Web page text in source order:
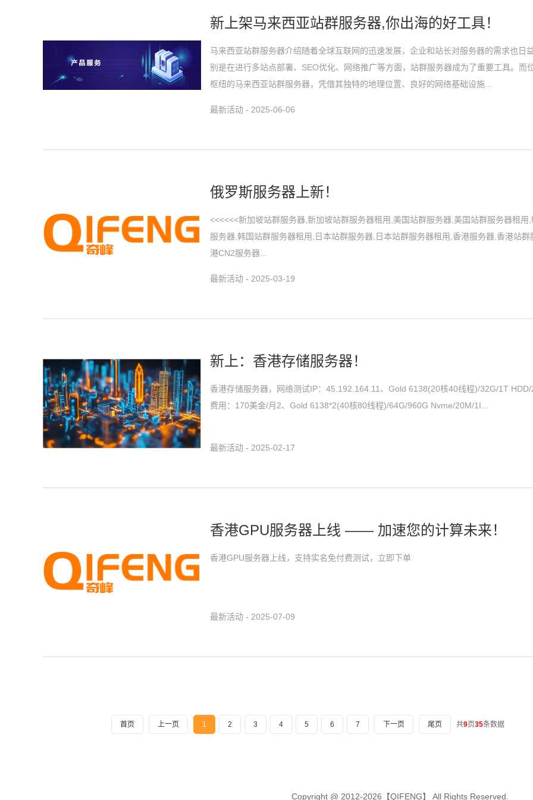
新上架马来西亚站群服务器,你出海的好工具！
马来西亚站群服务器介绍随着全球互联网的迅速发展，企业和站长对服务器的需求也日
别是在进行多站点部署、SEO优化、网络推广等方面，站群服务器成为了重要工具。而
枢纽的马来西亚站群服务器，凭借其独特的地理位置、良好的网络基础设施...
最新活动 - 2025-06-06
俄罗斯服务器上新！
<<<<<<新加坡站群服务器,新加坡站群服务器租用,美国站群服务器,美国站群服务器租用
服务器,韩国站群服务器租用,日本站群服务器,日本站群服务器租用,香港服务器,香港站群
港CN2服务器...
最新活动 - 2025-03-19
新上：香港存储服务器！
香港存储服务器，网络测试IP：45.192.164.11、Gold 6138(20核40线程)/32G/1T
费用：170美金/月2、Gold 6138*2(40核80线程)/64G/960G Nvme/20M/1I...
最新活动 - 2025-02-17
香港GPU服务器上线 —— 加速您的计算未来！
香港GPU服务器上线，支持实名免付费测试，立即下单
最新活动 - 2025-07-09
首页 上一页 1 2 3 4 5 6 7 下一页 尾页 共9页35条数据
Copyright @ 2012-2026【QIFENG】 All Rights Reserved.